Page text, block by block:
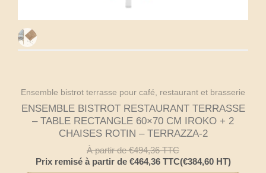
Ensemble bistrot terrasse pour café, restaurant et brasserie
ENSEMBLE BISTROT RESTAURANT TERRASSE
– TABLE RECTANGLE 60×70 CM IROKO + 2
CHAISES ROTIN – TERRAZZA-2
À partir de€494,36TTC
Prix remisé à partir de €464,36TTC(€384,60HT)